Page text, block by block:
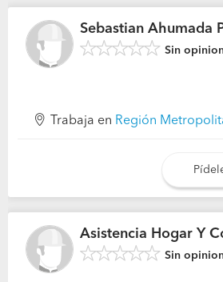
Sebastian Ahumada
Sin
Trabaja en Región
Asistencia Hogar Y
Sin